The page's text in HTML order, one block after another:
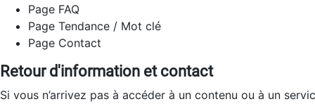
Page FAQ
Page Tendance / Mot clé
Page Contact
Retour d'information et contact
Si vous n’arrivez pas à accéder à un contenu ou à un